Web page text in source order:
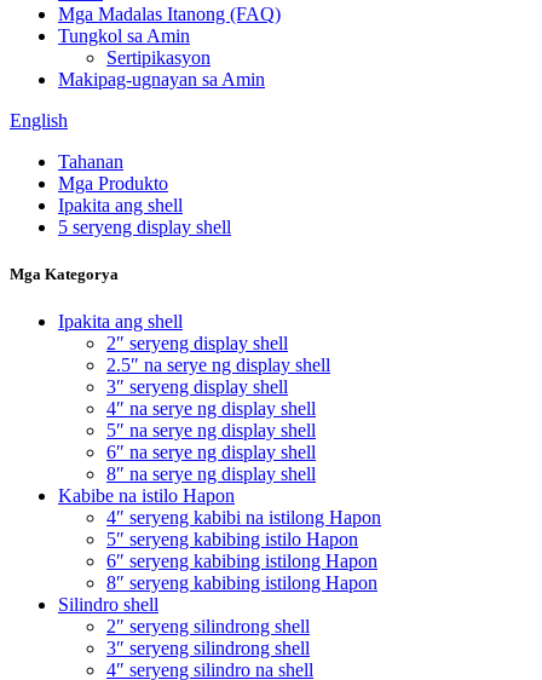
Mga Madalas Itanong (FAQ)
Tungkol sa Amin
Sertipikasyon
Makipag-ugnayan sa Amin
English
Tahanan
Mga Produkto
Ipakita ang shell
5 seryeng display shell
Mga Kategorya
Ipakita ang shell
2″ seryeng display shell
2.5″ na serye ng display shell
3″ seryeng display shell
4″ na serye ng display shell
5″ na serye ng display shell
6″ na serye ng display shell
8″ na serye ng display shell
Kabibe na istilo Hapon
4″ seryeng kabibi na istilong Hapon
5″ seryeng kabibing istilo Hapon
6″ seryeng kabibing istilong Hapon
8″ seryeng kabibing istilong Hapon
Silindro shell
2″ seryeng silindrong shell
3″ seryeng silindrong shell
4″ seryeng silindro na shell